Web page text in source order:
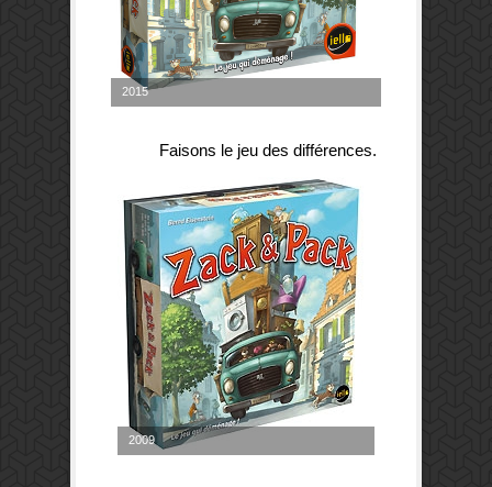
2015
Faisons le jeu des différences.
2009